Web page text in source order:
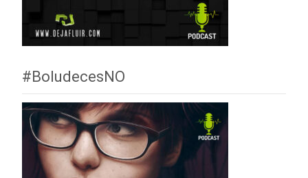
#BoludecesNO